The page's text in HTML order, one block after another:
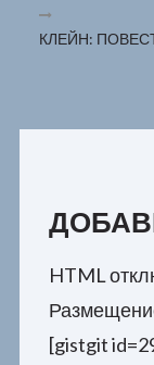
КЛЕЙН:
HTML
[gistgit